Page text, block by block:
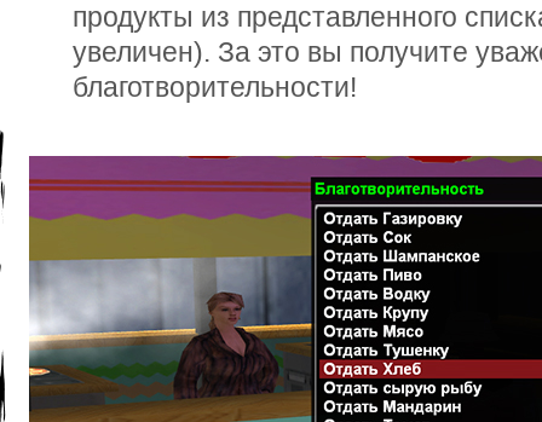
продукты из представленного
увеличен). За это вы получите
благотворительности!